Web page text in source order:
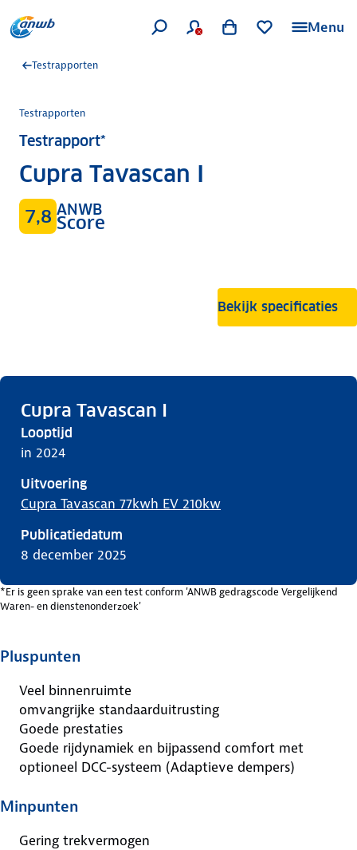
Menu
Testrapporten
Testrapporten
Testrapport*
Cupra Tavascan I
7,8 ANWB
Score
Bekijk specificaties
Cupra Tavascan I
Looptijd
in 2024
Uitvoering
Cupra Tavascan 77kwh EV 210kw
Publicatiedatum
8 december 2025
*Er is geen sprake van een test conform 'ANWB gedragscode Vergelijkend
Waren- en dienstenonderzoek'
Pluspunten
Veel binnenruimte
omvangrijke standaarduitrusting
Goede prestaties
Goede rijdynamiek en bijpassend comfort met
optioneel DCC-systeem (Adaptieve dempers)
Minpunten
Gering trekvermogen